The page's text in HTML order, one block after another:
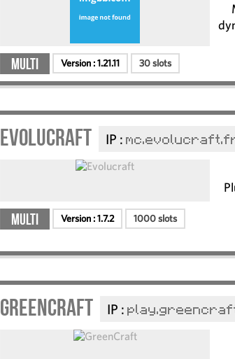
Multi Version :1.21.11 30 slots
Evolucraft IP :
Multi Version :1.7.2 1000 slots
GreenCraft IP :